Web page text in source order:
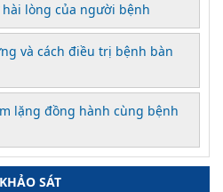
lòng của người bệnh
và cách điều trị bệnh bàn
lặng đồng hành cùng bệnh
KHẢO SÁT